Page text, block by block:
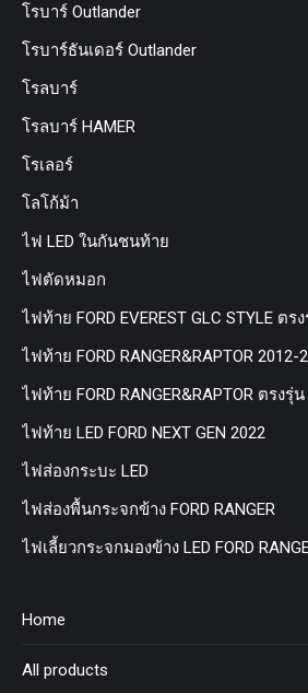
โรบาร์ Outlander
โรบาร์ธันเดอร์ Outlander
โรลบาร์
โรลบาร์ HAMER
โรเลอร์
โลโก้ม้า
ไฟ LED ในกันชนท้าย
ไฟตัดหมอก
ไฟท้าย FORD EVEREST GLC STYLE ตร
ไฟท้าย FORD RANGER&RAPTOR 2012-
ไฟท้าย FORD RANGER&RAPTOR ตรงรุ่น
ไฟท้าย LED FORD NEXT GEN 2022
ไฟส่องกระบะ LED
ไฟส่องพื้นกระจกข้าง FORD RANGER
ไฟเลี้ยวกระจกมองข้าง LED FORD
Home
All products